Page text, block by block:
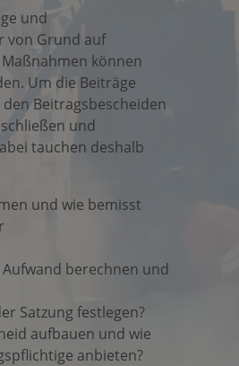
und
von Grund auf
können
Um die Beiträge
Beitragsbescheiden
und
tauchen deshalb
und wie bemisst
berechnen und
Satzung festlegen?
aufbauen und wie
anbieten?